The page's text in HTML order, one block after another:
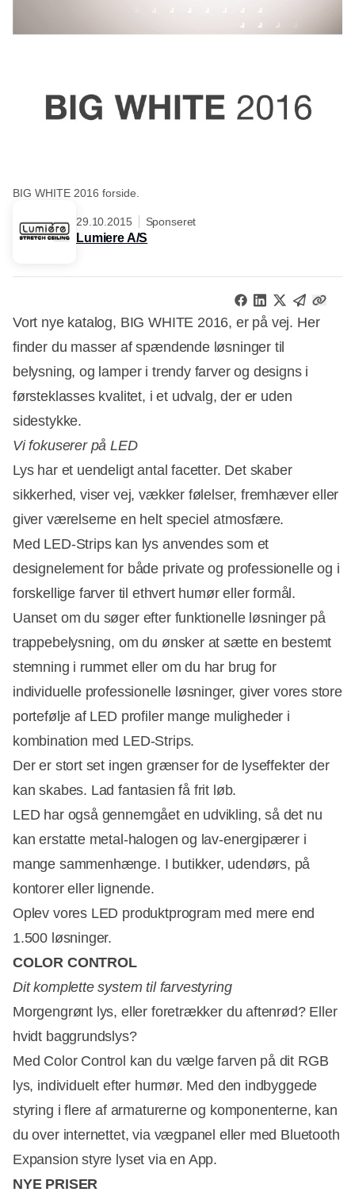
BIG WHITE 2016 forside.
29.10.2015 Sponseret
Lumiere A/S
Vort nye katalog, BIG WHITE 2016, er på vej. Her
finder du masser af spændende løsninger til
belysning, og lamper i trendy farver og designs i
førsteklasses kvalitet, i et udvalg, der er uden
sidestykke.
Vi fokuserer på LED
Lys har et uendeligt antal facetter. Det skaber
sikkerhed, viser vej, vækker følelser, fremhæver eller
giver værelserne en helt speciel atmosfære.
Med LED-Strips kan lys anvendes som et
designelement for både private og professionelle og i
forskellige farver til ethvert humør eller formål.
Uanset om du søger efter funktionelle løsninger på
trappebelysning, om du ønsker at sætte en bestemt
stemning i rummet eller om du har brug for
individuelle professionelle løsninger, giver vores store
portefølje af LED profiler mange muligheder i
kombination med LED-Strips.
Der er stort set ingen grænser for de lyseffekter der
kan skabes. Lad fantasien få frit løb.
LED har også gennemgået en udvikling, så det nu
kan erstatte metal-halogen og lav-energipærer i
mange sammenhænge. I butikker, udendørs, på
kontorer eller lignende.
Oplev vores LED produktprogram med mere end
1.500 løsninger.
COLOR CONTROL
Dit komplette system til farvestyring
Morgengrønt lys, eller foretrækker du aftenrød? Eller
hvidt baggrundslys?
Med Color Control kan du vælge farven på dit RGB
lys, individuelt efter hurmør. Med den indbyggede
styring i flere af armaturerne og komponenterne, kan
du over internettet, via vægpanel eller med Bluetooth
Expansion styre lyset via en App.
NYE PRISER